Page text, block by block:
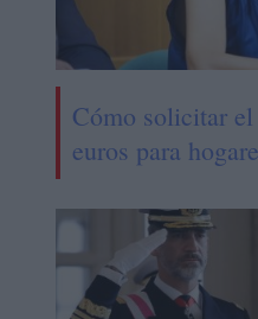
Cómo solicitar
euros para